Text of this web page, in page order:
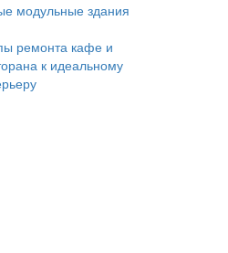
модульные здания
ремонта кафе и
к идеальному